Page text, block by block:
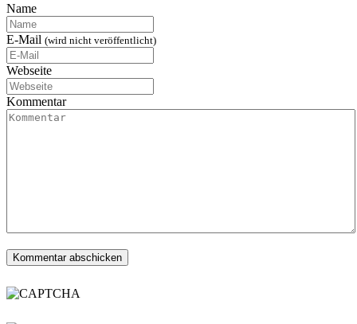
Name
E-Mail (wird nicht veröffentlicht)
Webseite
Kommentar